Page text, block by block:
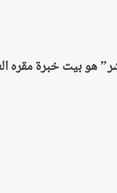
هو بيت خبرة مقره